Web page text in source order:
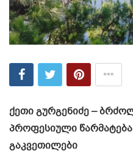
ქეთი გურგენიძე –
პროფესიული
გაკვეთილები